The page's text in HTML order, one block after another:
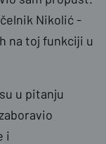
Nikolić -
na toj funkciji u
u pitanju
i